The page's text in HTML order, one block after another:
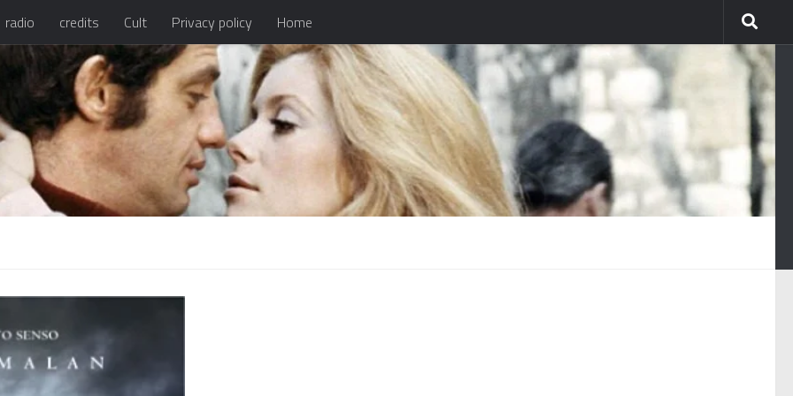
radio credits Cult Privacy policy Home